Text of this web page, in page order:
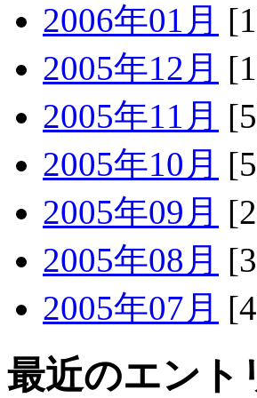
2006年01月
2005年12月
2005年11月
2005年10月
2005年09月
2005年08月
2005年07月
最近のエント